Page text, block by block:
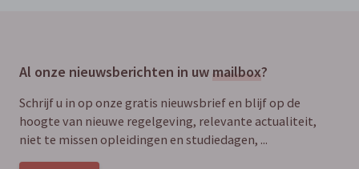
Al onze nieuwsberichten in uw mailbox?
Schrijf u in op onze gratis nieuwsbrief en blijf op de
hoogte van nieuwe regelgeving, relevante actualiteit,
niet te missen opleidingen en studiedagen, ...